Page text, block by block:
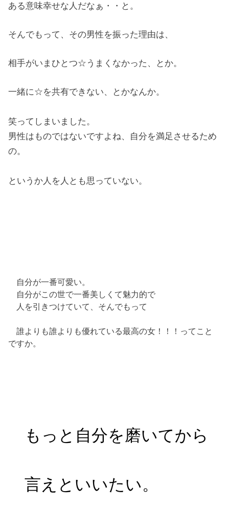
ある意味幸せな人だなぁ・・と。
そんでもって、その男性を振った理由は、
相手がいまひとつ☆うまくなかった、とか。
一緒に☆を共有できない、とかなんか。
笑ってしまいました。
男性はものではないですよね、自分を満足させるため
の。
というか人を人とも思っていない。
自分が一番可愛い。
自分がこの世で一番美しくて魅力的で
人を引きつけていて、そんでもって
誰よりも誰よりも優れている最高の女！！！ってこと
ですか。
もっと自分を磨いてから
言えといいたい。